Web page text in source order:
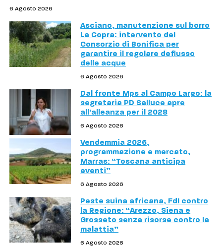
6 Agosto 2026
Asciano, manutenzione sul borro
La Copra: intervento del
Consorzio di Bonifica per
garantire il regolare deflusso
delle acque
6 Agosto 2026
Dal fronte Mps al Campo Largo: la
segretaria PD Salluce apre
all'alleanza per il 2028
6 Agosto 2026
Vendemmia 2026,
programmazione e mercato,
Marras: “Toscana anticipa
eventi”
6 Agosto 2026
Peste suina africana, FdI contro
la Regione: “Arezzo, Siena e
Grosseto senza risorse contro la
malattia”
6 Agosto 2026